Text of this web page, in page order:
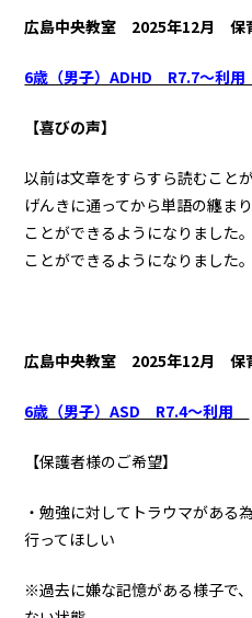
広島中央教室 2025年12月 保
6歳（男子）ADHD R7.7～利用
【喜びの声】
以前は文章をすらすら読むこと
げんきに通ってから単語の纏ま
ことができるようになりました
ことができるようになりました。
広島中央教室 2025年12月 保
6歳（男子）ASD R7.4～利用
【保護者様のご希望】
・勉強に対してトラウマがある
行ってほしい
※過去に嫌な記憶がある様子で